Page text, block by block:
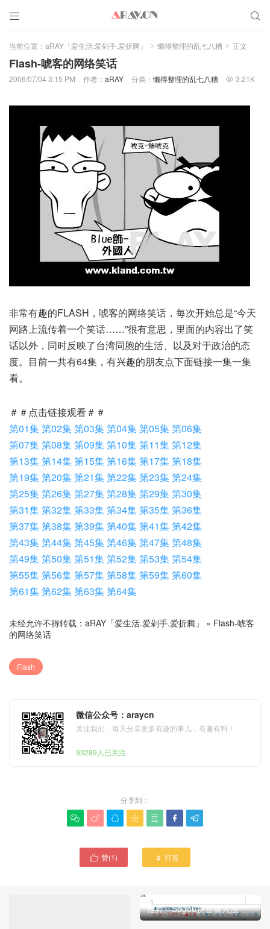
 
当前位置： aRAY「爱生活.爱剁手.爱折腾」 > 懒得整理的乱七八糟 > 正文
Flash-唬客的网络笑话
2006/07/04 3:15 PM 作者： aRAY 分类：懒得整理的乱七八糟  3.21K
非常有趣的FLASH，唬客的网络笑话，每次开始总是“今天
网路上流传着一个笑话……”很有意思，里面的内容出了笑
话以外，同时反映了台湾同胞的生活、以及对于政治的态
度。目前一共有64集，有兴趣的朋友点下面链接一集一集
看。
＃＃点击链接观看＃＃
第01集第02集第03集第04集第05集第06集
第07集第08集第09集第10集第11集第12集
第13集第14集第15集第16集第17集第18集
第19集第20集第21集第22集第23集第24集
第25集第26集第27集第28集第29集第30集
第31集第32集第33集第34集第35集第36集
第37集第38集第39集第40集第41集第42集
第43集第44集第45集第46集第47集第48集
第49集第50集第51集第52集第53集第54集
第55集第56集第57集第58集第59集第60集
第61集第62集第63集第64集
未经允许不得转载： aRAY「爱生活.爱剁手.爱折腾」 » Flash-唬客
的网络笑话
Flash
微信公众号：araycn
关注我们，每天分享更多有趣的事儿，有趣有料！
93289人已关注
分享到：
      
 赞(1)  打赏
推荐 - Sogou拼音输入法